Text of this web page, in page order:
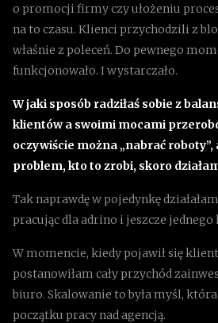
o promocji firmy czy ułożeniu
na to czasu. Klienci przychodzili z
właśnie z poleceń. Do pewnego
funkcjonowało. I wystarczało.
W jaki sposób radziłaś sobie z
klientów a swoimi mocami
oczywiście można „nabrać
problem, kto to zrobi, skoro
Tak naprawdę w pojedynkę
pracując dla adrino i jeszcze jednego
W momencie, kiedy pojawił się
postanowiłam cały przychód
biuro. Skalowanie to była myśl,
początku pracy nad agencją.